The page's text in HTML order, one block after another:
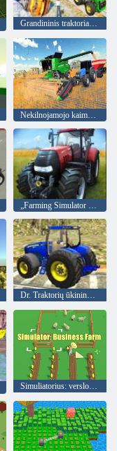
Grandininis traktoriaus vilkimo treniruoklis
Nekilnojamojo kaimo traktoriaus ūkininkavimo simuliatorius 2020
„Farming Simulator Game 2020“
Dr. Traktorių ūkininkavimas
Simuliatorius: verslo ūkis